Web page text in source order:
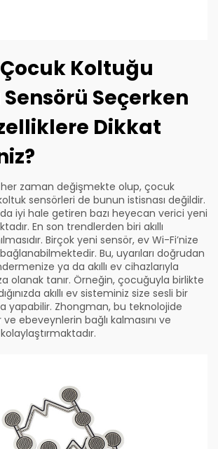
Koltuğu
Seçerken
Dikkat
her zaman değişmekte olup, çocuk
sensörleri de bunun istisnası değildir.
iyi hale getiren bazı heyecan verici yeni
En son trendlerden biri akıllı
Birçok yeni sensör, ev Wi-Fi’nize
Bu, uyarıları doğrudan
ya da akıllı ev cihazlarıyla
olanak tanır. Örneğin, çocuğuyla birlikte
akıllı ev sisteminiz size sesli bir
yapabilir. Zhongman, bu teknolojide
ebeveynlerin bağlı kalmasını ve